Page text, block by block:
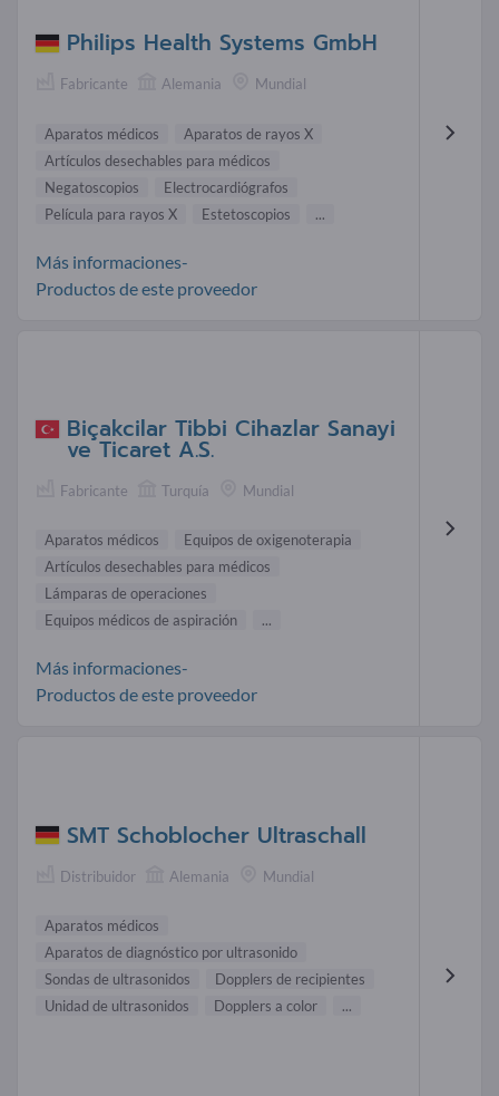
Philips Health Systems GmbH
Fabricante Alemania Mundial
Aparatos médicos
Aparatos de rayos X
Artículos desechables para médicos
Negatoscopios
Electrocardiógrafos
Película para rayos X
Estetoscopios ...
Más informaciones-
Productos de este proveedor
Biçakcilar Tibbi Cihazlar Sanayi
ve Ticaret A.S.
Fabricante Turquía Mundial
Aparatos médicos
Equipos de oxigenoterapia
Artículos desechables para médicos
Lámparas de operaciones
Equipos médicos de aspiración
...
Más informaciones-
Productos de este proveedor
SMT Schoblocher Ultraschall
Distribuidor Alemania Mundial
Aparatos médicos
Aparatos de diagnóstico por ultrasonido
Sondas de ultrasonidos
Dopplers de recipientes
Unidad de ultrasonidos
Dopplers a color ...